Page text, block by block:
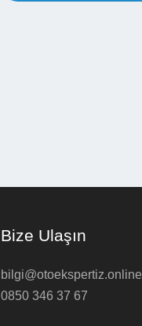
Bize Ulaşın
bilgi@otoekspertiz.online
0850 346 37 67